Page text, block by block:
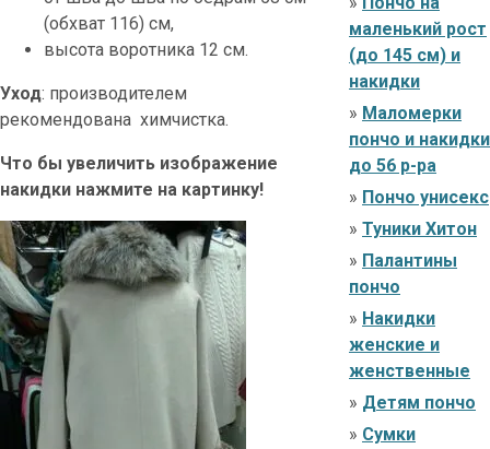
(обхват 116) см,
высота воротника 12 см.
Уход: производителем
рекомендована химчистка.
Что бы увеличить изображение
накидки нажмите на картинку!
маленький рост
(до 145 см) и
накидки
» Маломерки
пончо и накидки
до 56 р-ра
» Пончо унисекс
» Туники Хитон
» Палантины
пончо
» Накидки
женские и
женственные
» Детям пончо
» Сумки